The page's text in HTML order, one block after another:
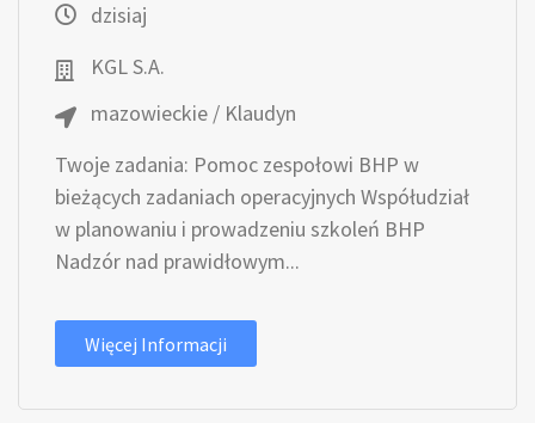
dzisiaj
KGL S.A.
mazowieckie / Klaudyn
Twoje zadania: Pomoc zespołowi BHP w
bieżących zadaniach operacyjnych Współudział
w planowaniu i prowadzeniu szkoleń BHP
Nadzór nad prawidłowym...
Więcej Informacji